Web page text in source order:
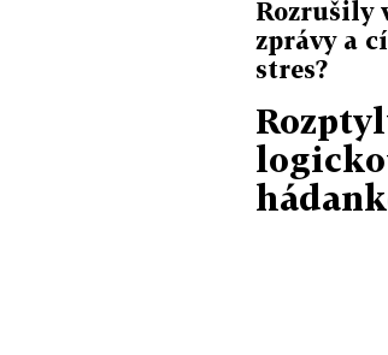
Rozrušily
zprávy a
stres?